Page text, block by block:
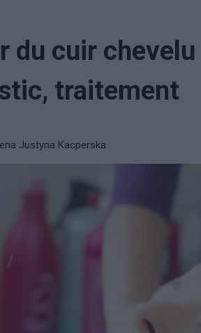
du cuir
traitement
Justyna Kacperska